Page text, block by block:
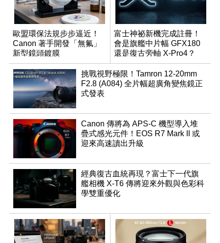
歐盟環保法規步步逼近！
Canon 著手開發「無氟」
新型鏡頭鍍膜
富士神祕新機完成註冊！
會是旗艦中片幅 GFX180
還是復古旁軸 X-Pro4？
挑戰視野極限！Tamron 12-20mm
F2.8 (A084) 全片幅超廣角變焦鏡正
式發表
Canon 傳將為 APS-C 機型導入堆
疊式感光元件！EOS R7 Mark II 或
迎來高速讀出升級
經典復古血統再現？富士下一代旗
艦相機 X-T6 傳將迎來外觀與色彩科
學雙重優化